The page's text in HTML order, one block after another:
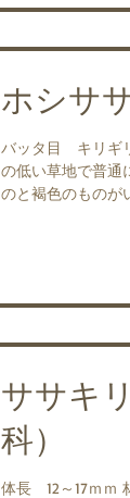
ホシサ
バッタ目 キリギ
の低い草地で普通
のと褐色のものが
ササキ
科）
体長 12～17ｍｍ 林縁の低木や草の上で普通に見られま